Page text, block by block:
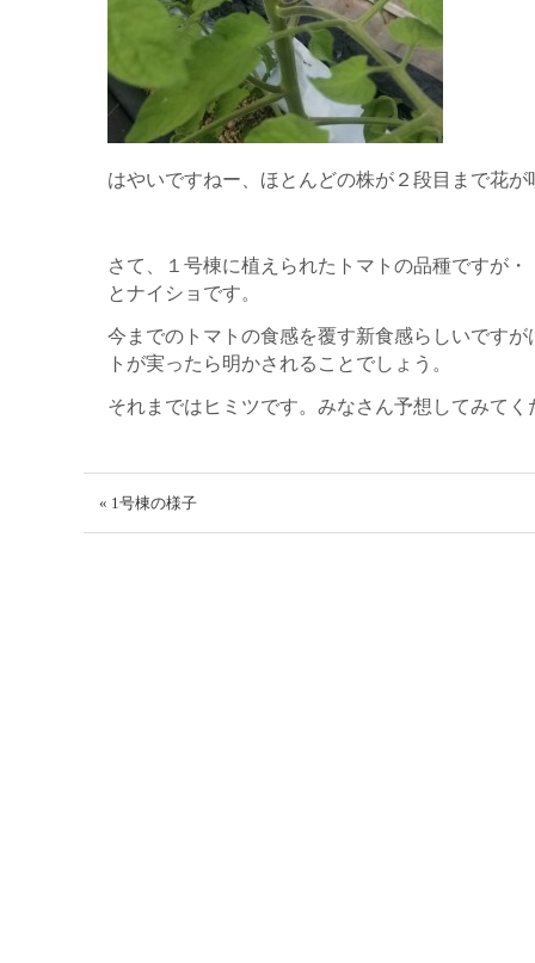
はやいですねー、ほとんどの株が２段目まで花が
さて、１号棟に植えられたトマトの品種ですが
とナイショです。
今までのトマトの食感を覆す新食感らしいです
トが実ったら明かされることでしょう。
それまではヒミツです。みなさん予想してみてく
« 1号棟の様子